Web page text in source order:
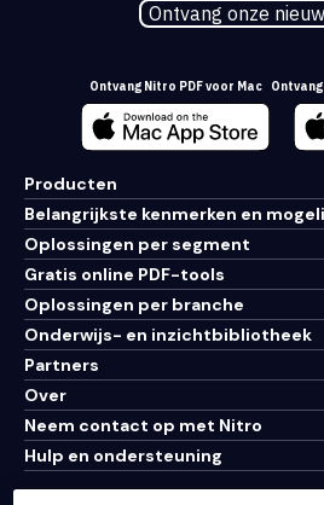
Ontvang onze
Ontvang Nitro PDF voor Mac
Producten
Belangrijkste kenmerken en
Oplossingen per segment
Gratis online PDF-tools
Oplossingen per branche
Onderwijs- en inzichtbibliotheek
Partners
Over
Neem contact op met Nitro
Hulp en ondersteuning